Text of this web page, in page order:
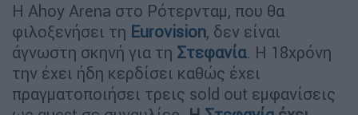
Η Ahoy Arena στο Ρότερνταμ, που θα
φιλοξενήσει τη Eurovision, δεν είναι
άγνωστη σκηνή για τη Στεφανία. Η 18χρόνη
την έχει ήδη κερδίσει καθώς έχει
πραγματοποιήσει τρεις sold out εμφανίσεις